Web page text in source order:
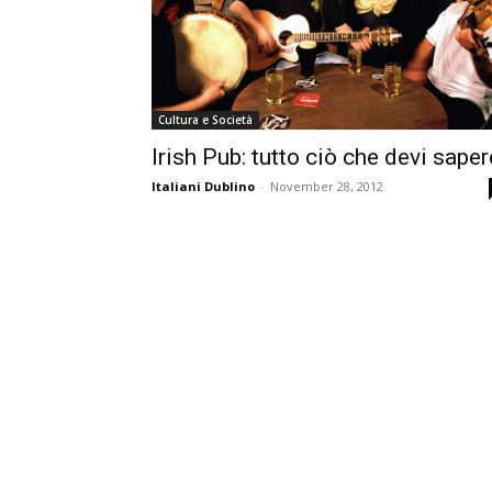
Cultura e Società
Irish Pub: tutto ciò che devi
Italiani Dublino - November 28, 2012